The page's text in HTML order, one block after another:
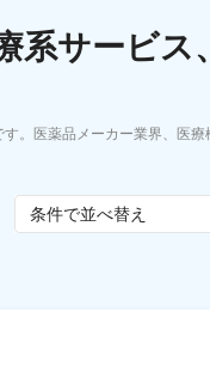
転職フェア
系サービス
。医薬品メーカー業界、医療
条件で並べ替え